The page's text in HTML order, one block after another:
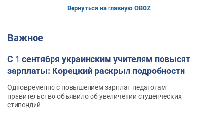
Вернуться на главную OBOZ
Важное
С 1 сентября украинским учителям повысят
зарплаты: Корецкий раскрыл подробности
Одновременно с повышением зарплат педагогам
правительство объявило об увеличении студенческих
стипендий